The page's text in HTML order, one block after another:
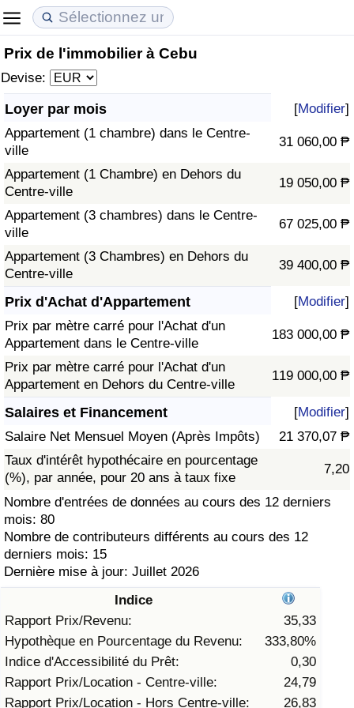
Prix de l'immobilier à Cebu
Devise:
Loyer par mois [Modifier]
Appartement (1 chambre) dans le Centre-
ville
31 060,00 ₱
Appartement (1 Chambre) en Dehors du
Centre-ville
19 050,00 ₱
Appartement (3 chambres) dans le Centre-
ville
67 025,00 ₱
Appartement (3 Chambres) en Dehors du
Centre-ville
39 400,00 ₱
Prix d'Achat d'Appartement [Modifier]
Prix par mètre carré pour l'Achat d'un
Appartement dans le Centre-ville
183 000,00 ₱
Prix par mètre carré pour l'Achat d'un
Appartement en Dehors du Centre-ville
119 000,00 ₱
Salaires et Financement [Modifier]
Salaire Net Mensuel Moyen (Après Impôts)
21 370,07 ₱
Taux d'intérêt hypothécaire en pourcentage
(%), par année, pour 20 ans à taux fixe
7,20
Nombre d'entrées de données au cours des 12 derniers
mois: 80
Nombre de contributeurs différents au cours des 12
derniers mois: 15
Dernière mise à jour: Juillet 2026
Indice
Rapport Prix/Revenu:
35,33
Hypothèque en Pourcentage du Revenu:
333,80%
Indice d'Accessibilité du Prêt:
0,30
Rapport Prix/Location - Centre-ville:
24,79
Rapport Prix/Location - Hors Centre-ville:
26,83
Coût de la vie
Indice du Coût de la Vie (Actuel)
Indice du Coût de la Vie
Indice du coût de la vie par pays
à Akaba
Prix de l'immobilier
Indice des Prix de l'immobilier (Actuel)
Indice des Prix de l'immobilier
Indice des Prix de l'immobilier par Pays
Qualité de Vie
Indice de Qualité de Vie
Indice de Qualité de Vie (Actuel)
Indice de qualité de vie par pays
Criminalité
Indice de Criminalité (Actuel)
Indice de Criminalité
Indice de criminalité par pays
Soins de santé
Indice des soins de santé (Actuel)
Indice des soins de santé
Indice des soins de santé par Pays
Pollution
Indice de Pollution (Actuel)
Indice de pollution
Indice de Pollution par Pays
Trafic